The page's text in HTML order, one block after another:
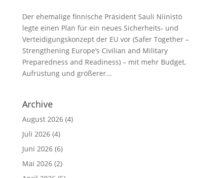
Der ehemalige finnische Präsident Sauli Niinistö
legte einen Plan für ein neues Sicherheits- und
Verteidigungskonzept der EU vor (Safer Together –
Strengthening Europe’s Civilian and Military
Preparedness and Readiness) – mit mehr Budget,
Aufrüstung und größerer...
Archive
August 2026(4)
Juli 2026(4)
Juni 2026(6)
Mai 2026(2)